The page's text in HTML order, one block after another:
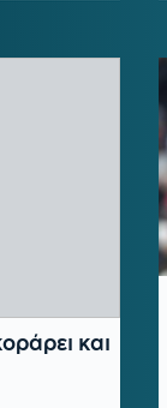
και